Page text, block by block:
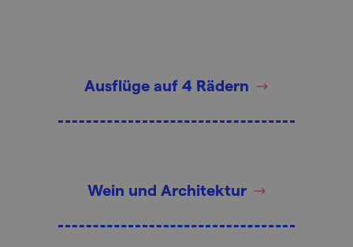
Ausflüge auf 4 Rädern
Wein und Architektur